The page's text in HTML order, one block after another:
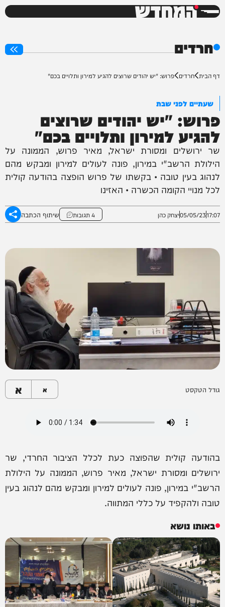
המחדש
חרדים
דף הבית חרדים פרוש: "יש יהודים שרוצים להגיע למירון ותלויים בכם"
שעתיים לפני שבת
פרוש: "יש יהודים שרוצים
להגיע למירון ותלויים בכם"
שר ירושלים ומסורת ישראל, מאיר פרוש, הממונה על
הילולת הרשב"י במירון, פונה לעולים למירון ומבקש מהם
לנהוג בעין טובה • בקשתו של פרוש הופצה בהודעה קולית
לכל מנויי הקומה הכשרה • האזינו
17:07
05/05/23יצחק כהן 4 תגובות שיתוף הכתבה
גודל הטקסט א א
בהודעה קולית שהפוצה כעת לכלל הציבור החרדי, שר
ירושלים ומסורת ישראל, מאיר פרוש, הממונה על הילולת
הרשב"י במירון, פונה לעולים למירון ומבקש מהם לנהוג בעין
טובה ולהקפיד על כללי המתווה.
באותו נושא